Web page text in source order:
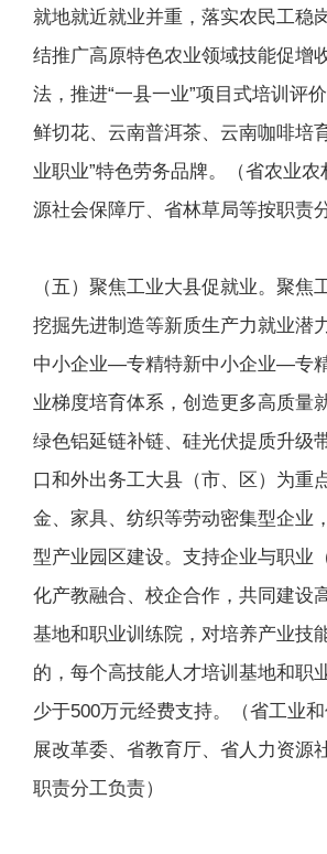
就地就近就业并重，落实农民工稳
结推广高原特色农业领域技能促增
法，推进“一县一业”项目式培训评
鲜切花、云南普洱茶、云南咖啡培
业职业”特色劳务品牌。（省农业
源社会保障厅、省林草局等按职责
（五）聚焦工业大县促就业。聚焦
挖掘先进制造等新质生产力就业潜
中小企业—专精特新中小企业—专
业梯度培育体系，创造更多高质量
绿色铝延链补链、硅光伏提质升级
口和外出务工大县（市、区）为重
金、家具、纺织等劳动密集型企业
型产业园区建设。支持企业与职业
化产教融合、校企合作，共同建设
基地和职业训练院，对培养产业技
的，每个高技能人才培训基地和职
少于500万元经费支持。（省工业
展改革委、省教育厅、省人力资源
职责分工负责）